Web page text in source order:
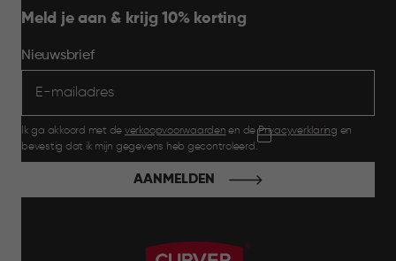
Meld je aan & krijg 10% korting
Nieuwsbrief
Ik ga akkoord met de verkoopvoorwaarden en dePrivacyverklaring en
bevestig dat ik mijn gegevens heb gecontroleerd.
AANMELDEN